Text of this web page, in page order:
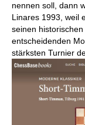
nennen soll, dann
Linares 1993, weil
seinen
entscheidenden
stärksten Turnier